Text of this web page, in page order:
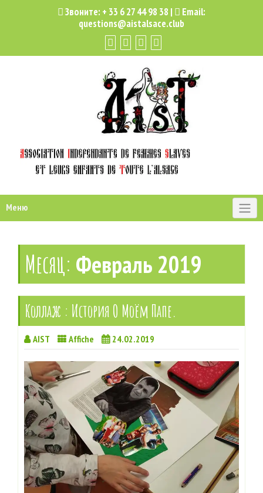
Звоните: + 33 6 27 44 98 38 |
Email:
questions@aistalsace.club
Меню
Месяц: Февраль 2019
Коллаж : История О Моём Папе.
AIST Affiche 24.02.2019